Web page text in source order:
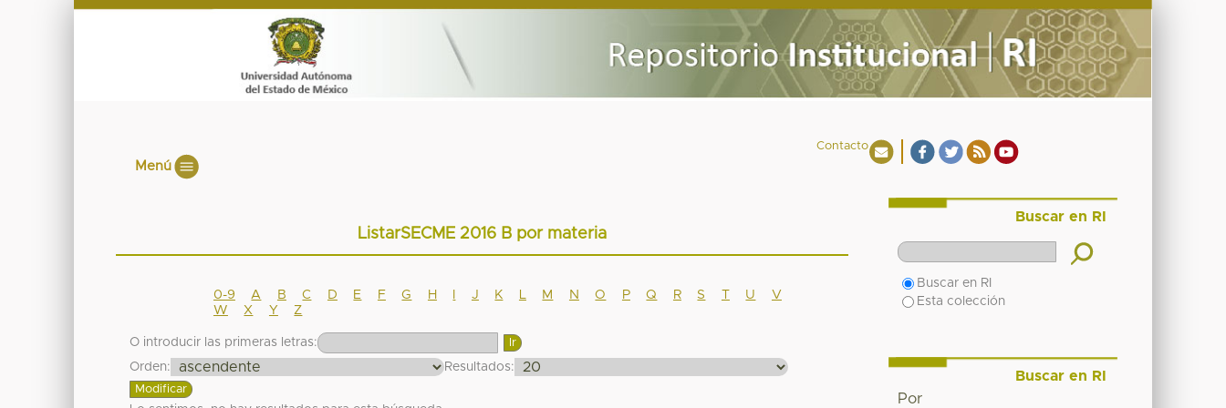
Contacto
Menú
ListarSECME 2016 B por materia
0-9 A B C D E F G H J K M N O P Q R S T U
V
W
X Y Z
O introducir las primeras letras:
Orden:
Resultados:
Buscar en RI
Buscar en RI
Esta colección
Buscar en RI
Por